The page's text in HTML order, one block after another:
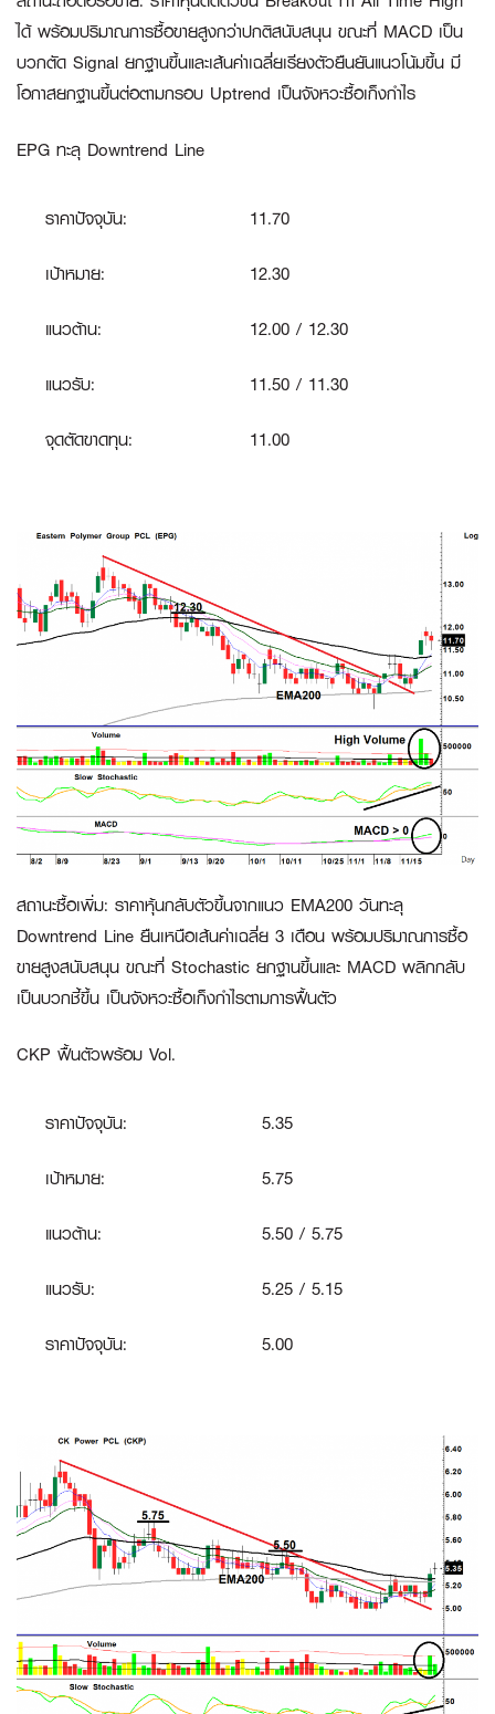
ได้ พร้อมปริมาณการซื้อขายสูงกว่าปกติสนับสนุน ขณะที่ MACD เป็น
บวกตัด Signal ยกฐานขึ้นและเส้นค่าเฉลี่ยเรียงตัวยืนยันแนวโน้มขึ้น มี
โอกาสยกฐานขึ้นต่อตามกรอบ Uptrend เป็นจังหวะซื้อเก็งกำไร
EPG ทะลุ Downtrend Line
ราคาปัจจุบัน:
11.70
เป้าหมาย:
12.30
แนวต้าน:
12.00 / 12.30
แนวรับ:
11.50 / 11.30
จุดตัดขาดทุน:
11.00
สถานะซื้อเพิ่ม: ราคาหุ้นกลับตัวขึ้นจากแนว EMA200 วันทะลุ
Downtrend Line ยืนเหนือเส้นค่าเฉลี่ย 3 เดือน พร้อมปริมาณการซื้อ
ขายสูงสนับสนุน ขณะที่ Stochastic ยกฐานขึ้นและ MACD พลิกกลับ
เป็นบวกชี้ขึ้น เป็นจังหวะซื้อเก็งกำไรตามการฟื้นตัว
CKP ฟื้นตัวพร้อม Vol.
ราคาปัจจุบัน:
5.35
เป้าหมาย:
5.75
แนวต้าน:
5.50 / 5.75
แนวรับ:
5.25 / 5.15
ราคาปัจจุบัน:
5.00